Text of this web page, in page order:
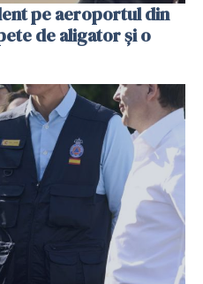
pe aeroportul din
de aligator și o